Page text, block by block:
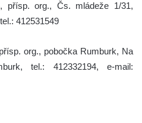
přísp. org., Čs. mládeže 1/31,
412531549
org., pobočka Rumburk, Na
tel.: 412332194, e-mail: